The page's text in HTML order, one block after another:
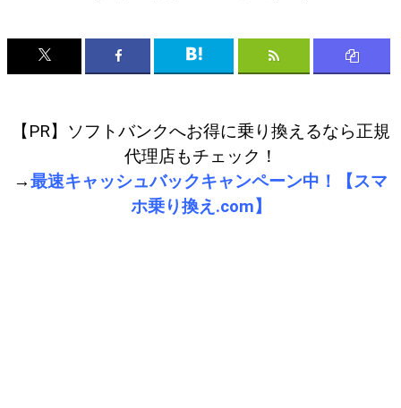
【PR】ソフトバンクへお得に乗り換えるなら正規
代理店もチェック！
→最速キャッシュバックキャンペーン中！【スマ
ホ乗り換え.com】